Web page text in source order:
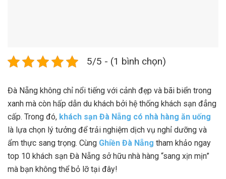
5/5 - (1 bình chọn)
Đà Nẵng không chỉ nổi tiếng với cảnh đẹp và bãi biển trong
xanh mà còn hấp dẫn du khách bởi hệ thống khách sạn đẳng
cấp. Trong đó, khách sạn Đà Nẵng có nhà hàng ăn uống
là lựa chọn lý tưởng để trải nghiệm dịch vụ nghỉ dưỡng và
ẩm thực sang trọng. Cùng Ghiền Đà Nẵng tham khảo ngay
top 10 khách sạn Đà Nẵng sở hữu nhà hàng “sang xịn mịn”
mà bạn không thể bỏ lỡ tại đây!